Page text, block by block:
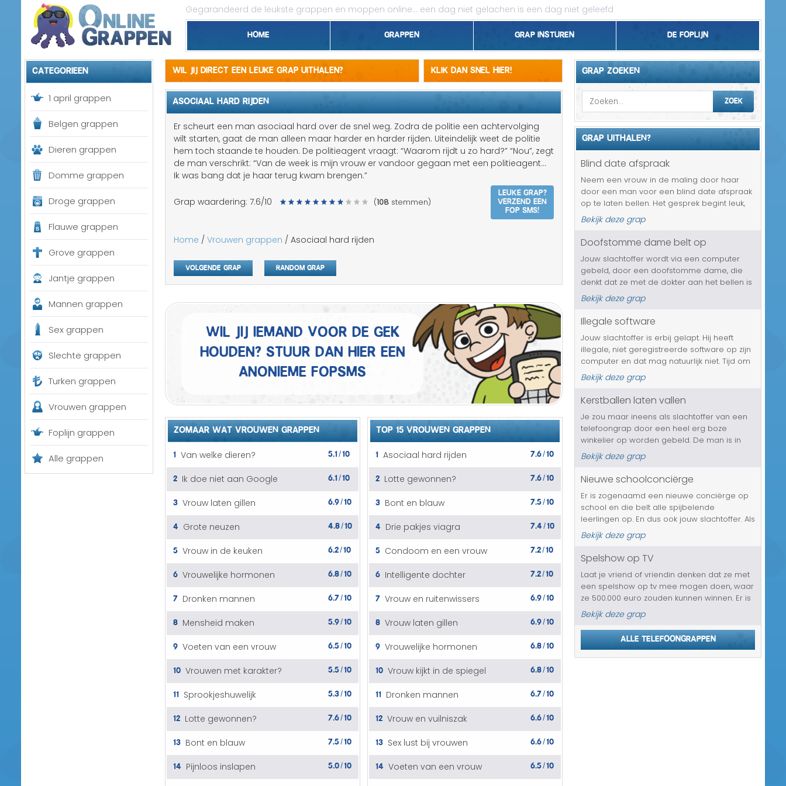
Gegarandeerd de leukste grappen en moppen online... een dag niet gelachen is een dag niet geleefd
Home Grappen
Belgen grappen
Domme grappen
Droge grappen
Flauwe grappen
Jantje grappen
Slechte grappen
Turken grappen
Vrouwen grappen
Grap insturen De foplijn
Bel grappen
Topgrappen
18+ en Relatie
Zakelijk/Studie
Geld/Belasting
Buurt/Gemeente
Pakket/Bestelling
Transport/Verkeer
Kerst/Sinterklaas
Diversen/Andere
Categorieen
1 april grappen
Belgen grappen
Dieren grappen
Domme grappen
Droge grappen
Flauwe grappen
Grove grappen
Jantje grappen
Mannen grappen
Sex grappen
Slechte grappen
Turken grappen
Vrouwen grappen
Foplijn grappen
Alle grappen
Wil jij direct een leuke grap uithalen? Klik dan snel hier!
ASOCIAAL HARD RIJDEN
Er scheurt een man asociaal hard over de snel weg. Zodra de politie een achtervolging
wilt starten, gaat de man alleen maar harder en harder rijden. Uiteindelijk weet de politie
hem toch staande te houden. De politieagent vraagt: “Waarom rijdt u zo hard?” “Nou”, zegt
de man verschrikt: “Van de week is mijn vrouw er vandoor gegaan met een politieagent...
Ik was bang dat je haar terug kwam brengen.”
Grap waardering: 7.6/10 (108 stemmen)
Leuke grap?
Verzend een
fop SMS!
Home / Vrouwen grappen / Asociaal hard rijden
Volgende grap Random grap
Wil jij iemand voor de gek
houden? Stuur dan hier een
anonieme fopSMS
ZOMAAR WAT VROUWEN GRAPPEN
1 Van welke dieren? 5.1/10
2 Ik doe niet aan Google 6.1/10
3 Vrouw laten gillen 6.9/10
4 Grote neuzen 4.8/10
5 Vrouw in de keuken 6.2/10
6 Vrouwelijke hormonen 6.8/10
7 Dronken mannen 6.7/10
8 Mensheid maken 5.9/10
9 Voeten van een vrouw 6.5/10
10 Vrouwen met karakter? 5.5/10
11 Sprookjeshuwelijk 5.3/10
12 Lotte gewonnen? 7.6/10
13 Bont en blauw 7.5/10
14 Pijnloos inslapen 5.0/10
TOP 15 VROUWEN GRAPPEN
1 Asociaal hard rijden 7.6/10
2 Lotte gewonnen? 7.6/10
3 Bont en blauw 7.5/10
4 Drie pakjes viagra 7.4/10
5 Condoom en een vrouw 7.2/10
6 Intelligente dochter 7.2/10
7 Vrouw en ruitenwissers 6.9/10
8 Vrouw laten gillen 6.9/10
9 Vrouwelijke hormonen 6.8/10
10 Vrouw kijkt in de spiegel 6.8/10
11 Dronken mannen 6.7/10
12 Vrouw en vuilniszak 6.6/10
13 Sex lust bij vrouwen 6.6/10
14 Voeten van een vrouw 6.5/10
GRAP ZOEKEN
ZOEK
GRAP UITHALEN?
Blind date afspraak
Neem een vrouw in de maling door haar
door een man voor een blind date afspraak
op te laten bellen. Het gesprek begint leuk,
maar al snel merkt ze dat het om een echte
ouderwetse nerd gaat. Zal ze lief blijven en
toch met hem uit gaan of wi...
Bekijk deze grap
Doofstomme dame belt op
Jouw slachtoffer wordt via een computer
gebeld, door een doofstomme dame, die
denkt dat ze met de dokter aan het bellen is
en dus allerlei kwaaltjes met je slachtoffer
door gaat nemen. En hoe vaak deze
persoon ook tegen de vrouw zal zeggen ...
Bekijk deze grap
Illegale software
Jouw slachtoffer is erbij gelapt. Hij heeft
illegale, niet geregistreerde software op zijn
computer en dat mag natuurlijk niet. Tijd om
iemand bij jouw vriend langs te sturen, alles
even goed te controleren, om daarna alles
flink te gaan be...
Bekijk deze grap
Kerstballen laten vallen
Je zou maar ineens als slachtoffer van een
telefoongrap door een heel erg boze
winkelier op worden gebeld. De man is in
alle staten en gaat behoorlijk door het lint.
Maar waar gaat het nou eigenlijk over? Het
slachtoffer heeft vijf hele doz...
Bekijk deze grap
Nieuwe schoolconciërge
Er is zogenaamd een nieuwe conciërge op
school en die belt alle spijbelende
leerlingen op. En dus ook jouw slachtoffer. Als
deze niet binnen een uur op school is, dan
zal de conciërge alles, maar dan ook alles
aan zijn ouders gaan vertell...
Bekijk deze grap
Spelshow op TV
Laat je vriend of vriendin denken dat ze met
een spelshow op tv mee mogen doen, waar
ze 500.000 euro zouden kunnen winnen. Er is
wel een klein nadeel aan verbonden. Ze
moeten namelijk een jaar lang van huis
wisselen met een Roemeens gezin. ...
Bekijk deze grap
Alle telefoongrappen